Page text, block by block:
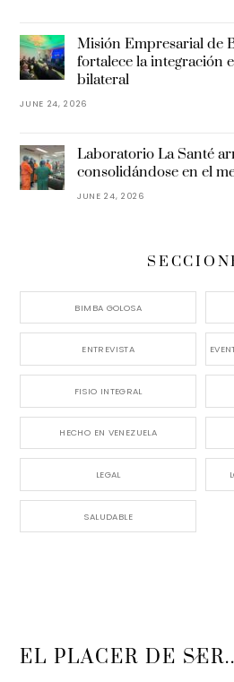
Misión Empresarial de
fortalece la integración
bilateral
JUNE 24, 2026
Laboratorio La Santé
consolidándose en el
JUNE 24, 2026
BIMBA GOLOSA
ENTREVISTA
FISIO INTEGRAL
HECHO EN VENEZUELA
LEGAL
SALUDABLE
Back
EL PLACER DE